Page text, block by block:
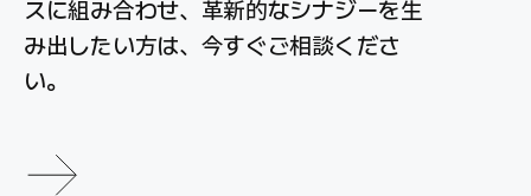
スに組み合わせ、革新的なシナジーを生
み出したい方は、今すぐご相談くださ
い。